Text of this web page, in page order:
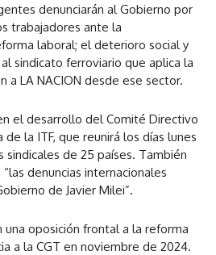
denunciarán al Gobierno por
trabajadores ante la
laboral; el deterioro social y
sindicato ferroviario que aplica la
a LA NACION desde ese sector.
el desarrollo del Comité Directivo
de la ITF, que reunirá los días lunes
de 25 países. También
denuncias internacionales
de Javier Milei”.
oposición frontal a la reforma
a la CGT en noviembre de 2024.